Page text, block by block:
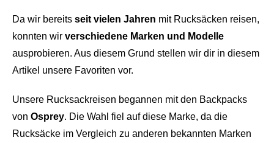
Da wir bereits seit vielen Jahren mit Rucksäcken reisen,
konnten wir verschiedene Marken und Modelle
ausprobieren. Aus diesem Grund stellen wir dir in diesem
Artikel unsere Favoriten vor.
Unsere Rucksackreisen begannen mit den Backpacks
von Osprey. Die Wahl fiel auf diese Marke, da die
Rucksäcke im Vergleich zu anderen bekannten Marken